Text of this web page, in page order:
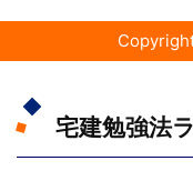
宅建勉強法